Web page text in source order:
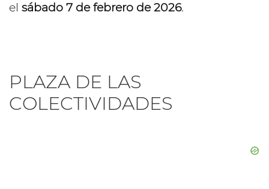
el sábado 7 de febrero de 2026.
PLAZA DE LAS
COLECTIVIDADES